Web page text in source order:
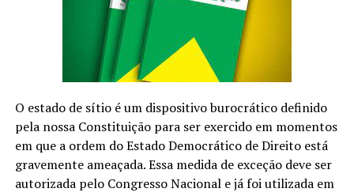
experiência terrível. Serve de exemplo para todos
políticos e a coletividade. Mas fica nisso. Não é algo que
traria angústia e aflição.
Protocolado em 2023, o texto de Crivella foi,
inicialmente, apelidade de “anistia light” por abarcar
apenas manifestantes que se envolveram nos atos de 8
de Janeiro e não depredaram patrimônio público nem
O estado de sítio é um dispositivo burocrático definido
pela nossa Constituição para ser exercido em momentos
em que a ordem do Estado Democrático de Direito está
gravemente ameaçada. Essa medida de exceção deve ser
autorizada pelo Congresso Nacional e já foi utilizada em